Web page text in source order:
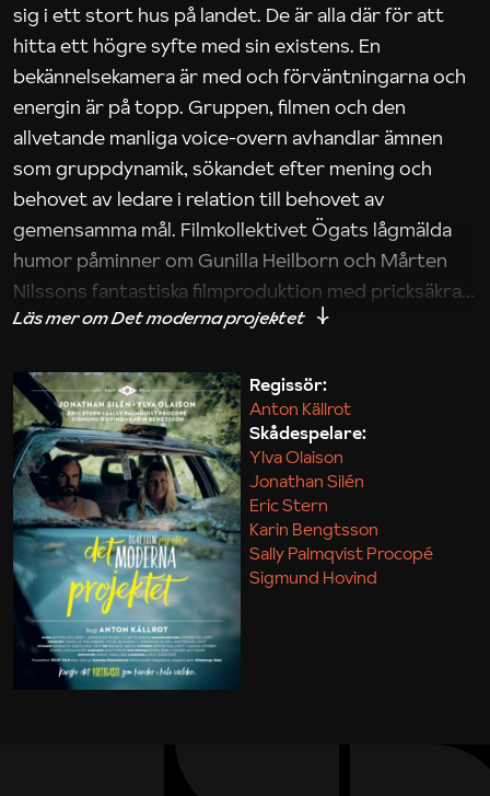
sig i ett stort hus på landet. De är alla där för att
hitta ett högre syfte med sin existens. En
bekännelsekamera är med och förväntningarna och
energin är på topp. Gruppen, filmen och den
allvetande manliga voice-overn avhandlar ämnen
som gruppdynamik, sökandet efter mening och
behovet av ledare i relation till behovet av
gemensamma mål. Filmkollektivet Ögats lågmälda
humor påminner om Gunilla Heilborn och Mårten
Nilssons fantastiska filmproduktion med pricksäkra
iakttagelser om hur svårt det kan vara att omsätta
Maja Kekonius
Regissör:
Anton Källrot
Skådespelare:
Ylva Olaison
Jonathan Silén
Eric Stern
Karin Bengtsson
Sally Palmqvist Procopé
Sigmund Hovind